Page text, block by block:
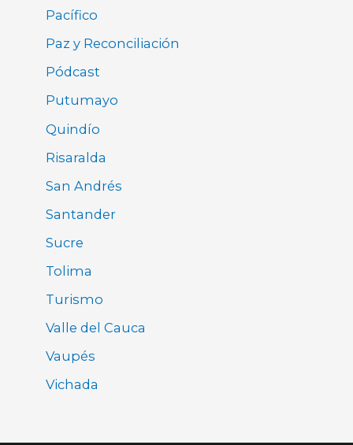
Pacífico
Paz y Reconciliación
Pódcast
Putumayo
Quindío
Risaralda
San Andrés
Santander
Sucre
Tolima
Turismo
Valle del Cauca
Vaupés
Vichada